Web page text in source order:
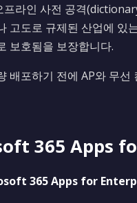
프라인 사전 공격
고도로 규제된 산업에 있
보호됨을 보장합니다.
배포하기 전에 AP와 무
365 Apps
365 Apps for